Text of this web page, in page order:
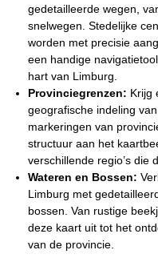
gedetailleerde wegen,
snelwegen. Stedelijke
worden met precisie
een handige
hart van Limburg.
Provinciegrenzen: Krijg
geografische indeling
markeringen van
structuur aan het
verschillende regio’s die
Wateren en Bossen:
Limburg met
bossen. Van rustige
deze kaart uit tot het
van de provincie.